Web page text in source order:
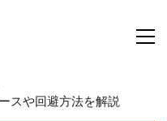
スや回避方法を解説